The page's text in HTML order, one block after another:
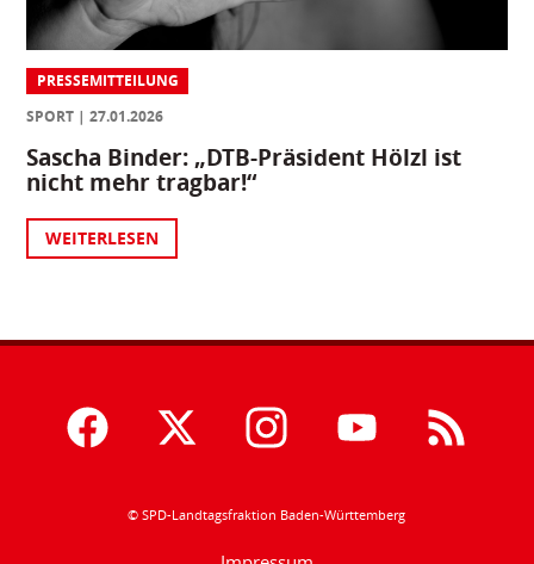
PRESSEMITTEILUNG
SPORT
27.01.2026
Sascha Binder: „DTB-Präsident Hölzl ist
nicht mehr tragbar!“
WEITERLESEN
© SPD-Landtagsfraktion Baden-Württemberg